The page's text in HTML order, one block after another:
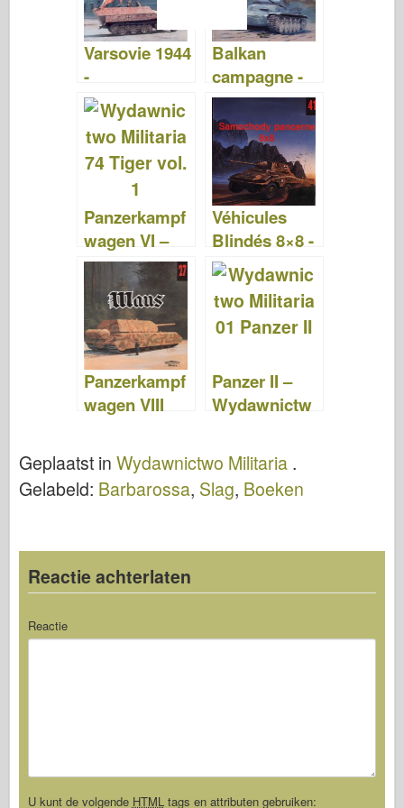
Varsovie 1944
-
Wydawnictw
o Militaria 148
Balkan
campagne -
Wydawnictw
o Militaria 143
Panzerkampf
wagen VI –
TIJGER –
Sdkfz.181 –
Wydawnictw
o Militaria 074
Véhicules
Blindés 8×8 -
Wydawnictw
o Militaria 041
Panzerkampf
wagen VIII
Wydawnictw
o Militaria 027
Panzer II –
Wydawnictw
Geplaatst in Wydawnictwo Militaria .
Gelabeld: Barbarossa, Slag, Boeken
Reactie achterlaten
Reactie
U kunt de volgende HTML tags en attributen gebruiken: